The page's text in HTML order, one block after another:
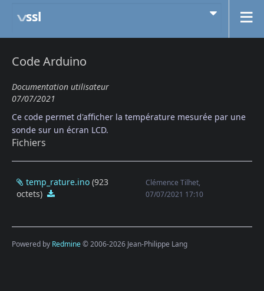
ssl
Code Arduino
Documentation utilisateur
07/07/2021
Ce code permet d'afficher la température mesurée par une
sonde sur un écran LCD.
Fichiers
temp_rature.ino (923
octets)
Clémence Tilhet,
07/07/2021 17:10
Powered by Redmine© 2006-2026 Jean-Philippe Lang